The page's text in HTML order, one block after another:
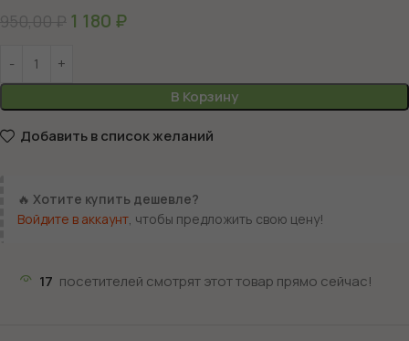
950,00₽ 1 180 ₽
В Корзину
Добавить в список желаний
🔥 Хотите купить дешевле?
Войдите в аккаунт , чтобы предложить свою цену!
17 посетителей смотрят этот товар прямо сейчас!